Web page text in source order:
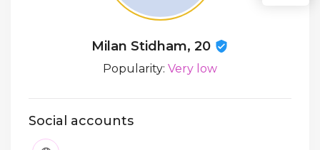
Milan Stidham, 20
Popularity: Very low
Social accounts